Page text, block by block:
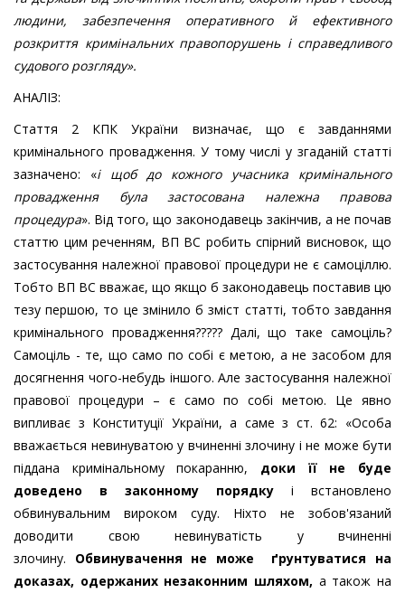
людини, забезпечення оперативного й ефективного
розкриття кримінальних правопорушень і справедливого
судового розгляду».
АНАЛІЗ:
Стаття 2 КПК України визначає, що є завданнями
кримінального провадження. У тому числі у згаданій статті
зазначено: «і щоб до кожного учасника кримінального
провадження була застосована належна правова
процедура». Від того, що законодавець закінчив, а не почав
статтю цим реченням, ВП ВС робить спірний висновок, що
застосування належної правової процедури не є самоціллю.
Тобто ВП ВС вважає, що якщо б законодавець поставив цю
тезу першою, то це змінило б зміст статті, тобто завдання
кримінального провадження????? Далі, що таке самоціль?
Самоціль - те, що само по собі є метою, а не засобом для
досягнення чого-небудь іншого. Але застосування належної
правової процедури – є само по собі метою. Це явно
випливає з Конституції України, а саме з ст. 62: «Особа
вважається невинуватою у вчиненні злочину і не може бути
піддана кримінальному покаранню, доки її не буде
доведено в законному порядку і встановлено
обвинувальним вироком суду. Ніхто не зобов'язаний
доводити свою невинуватість у вчиненні
злочину. Обвинувачення не може ґрунтуватися на
доказах, одержаних незаконним шляхом, а також на